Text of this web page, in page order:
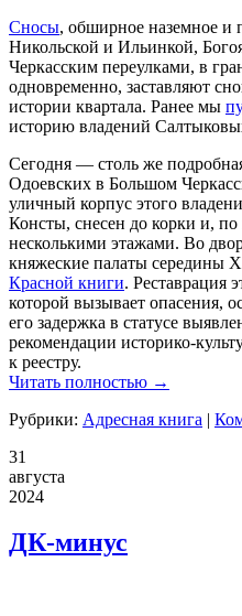
Сносы, обширное наземное и
Никольской и Ильинкой,
Черкасским переулками, в
одновременно, заставляют
истории квартала. Ранее мы
историю владений
Сегодня — столь же
Одоевских в Большом
уличный корпус этого
Консты, снесен до корки и,
несколькими этажами. Во
княжеские палаты середины
Красной книги. Реставрация
которой вызывает опасения,
его задержка в статусе
рекомендации историко-
к реестру.
Читать полностью →
Рубрики: Адресная книга |
31
августа
2024
ДК-минус